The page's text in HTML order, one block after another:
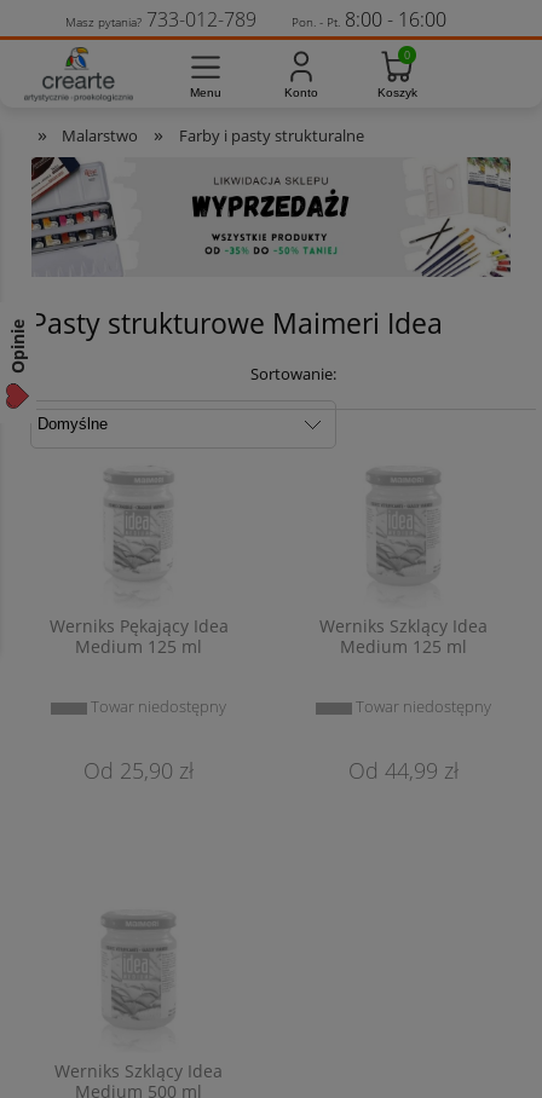
» Malarstwo » Farby i pasty strukturalne
Pasty strukturowe Maimeri Idea
Sortowanie:
Werniks Pękający Idea
Medium 125 ml
Towar niedostępny
25,90 zł
Werniks Szklący Idea
Medium 125 ml
Towar niedostępny
44,99 zł
Werniks Szklący Idea
Medium 500 ml
Masz pytania? 733-012-789 Pon. - Pt. 8:00 - 16:00
Opinie